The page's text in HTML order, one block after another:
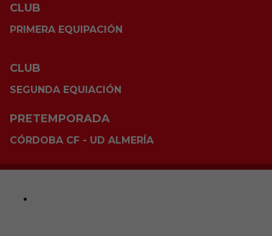
CLUB
PRIMERA EQUIPACIÓN
CLUB
SEGUNDA EQUIACIÓN
PRETEMPORADA
CÓRDOBA CF - UD ALMERÍA